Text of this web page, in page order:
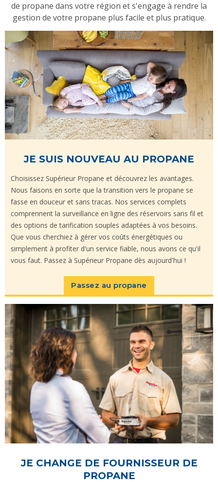
de propane dans votre région et s'engage à rendre la
gestion de votre propane plus facile et plus pratique.
JE SUIS NOUVEAU AU PROPANE
Choisissez Supérieur Propane et découvrez les avantages.
Nous faisons en sorte que la transition vers le propane se
fasse en douceur et sans tracas. Nos services complets
comprennent la surveillance en ligne des réservoirs sans fil et
des options de tarification souples adaptées à vos besoins.
Que vous cherchiez à gérer vos coûts énergétiques ou
simplement à profiter d'un service fiable, nous avons ce qu'il
vous faut. Passez à Supérieur Propane dès aujourd'hui !
Passez au propane
JE CHANGE DE FOURNISSEUR DE
PROPANE